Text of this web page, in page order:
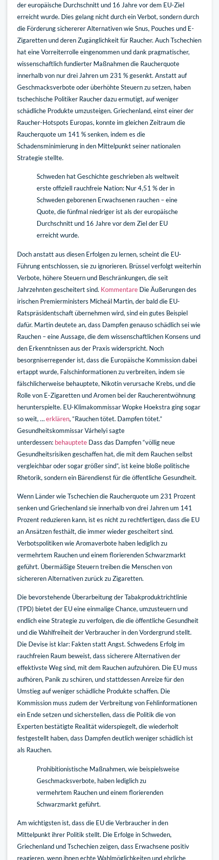
der europäische Durchschnitt und 16 Jahre vor dem EU-Ziel
erreicht wurde. Dies gelang nicht durch ein Verbot, sondern durch
die Förderung sichererer Alternativen wie Snus, Pouches und E-
Zigaretten und deren Zugänglichkeit für Raucher. Auch Tschechien
hat eine Vorreiterrolle eingenommen und dank pragmatischer,
wissenschaftlich fundierter Maßnahmen die Raucherquote
innerhalb von nur drei Jahren um 231 % gesenkt. Anstatt auf
Geschmacksverbote oder überhöhte Steuern zu setzen, haben
tschechische Politiker Raucher dazu ermutigt, auf weniger
schädliche Produkte umzusteigen. Griechenland, einst einer der
Raucher-Hotspots Europas, konnte im gleichen Zeitraum die
Raucherquote um 141 % senken, indem es die
Schadensminimierung in den Mittelpunkt seiner nationalen
Strategie stellte.
Schweden hat Geschichte geschrieben als weltweit
erste offiziell rauchfreie Nation: Nur 4,51 % der in
Schweden geborenen Erwachsenen rauchen – eine
Quote, die fünfmal niedriger ist als der europäische
Durchschnitt und 16 Jahre vor dem Ziel der EU
erreicht wurde.
Doch anstatt aus diesen Erfolgen zu lernen, scheint die EU-
Führung entschlossen, sie zu ignorieren. Brüssel verfolgt weiterhin
Verbote, höhere Steuern und Beschränkungen, die seit
Jahrzehnten gescheitert sind. Kommentare Die Äußerungen des
irischen Premierministers Micheál Martin, der bald die EU-
Ratspräsidentschaft übernehmen wird, sind ein gutes Beispiel
dafür. Martin deutete an, dass Dampfen genauso schädlich sei wie
Rauchen – eine Aussage, die dem wissenschaftlichen Konsens und
den Erkenntnissen aus der Praxis widerspricht. Noch
besorgniserregender ist, dass die Europäische Kommission dabei
ertappt wurde, Falschinformationen zu verbreiten, indem sie
fälschlicherweise behauptete, Nikotin verursache Krebs, und die
Rolle von E-Zigaretten und Aromen bei der Raucherentwöhnung
herunterspielte. EU-Klimakommissar Wopke Hoekstra ging sogar
so weit, …erklären, “Rauchen tötet. Dampfen tötet.”
Gesundheitskommissar Várhelyi sagte
unterdessen: behauptete Dass das Dampfen “völlig neue
Gesundheitsrisiken geschaffen hat, die mit dem Rauchen selbst
vergleichbar oder sogar größer sind”, ist keine bloße politische
Rhetorik, sondern ein Bärendienst für die öffentliche Gesundheit.
Wenn Länder wie Tschechien die Raucherquote um 231 Prozent
senken und Griechenland sie innerhalb von drei Jahren um 141
Prozent reduzieren kann, ist es nicht zu rechtfertigen, dass die EU
an Ansätzen festhält, die immer wieder gescheitert sind.
Verbotspolitiken wie Aromaverbote haben lediglich zu
vermehrtem Rauchen und einem florierenden Schwarzmarkt
geführt. Übermäßige Steuern treiben die Menschen von
sichereren Alternativen zurück zu Zigaretten.
Die bevorstehende Überarbeitung der Tabakproduktrichtlinie
(TPD) bietet der EU eine einmalige Chance, umzusteuern und
endlich eine Strategie zu verfolgen, die die öffentliche Gesundheit
und die Wahlfreiheit der Verbraucher in den Vordergrund stellt.
Die Devise ist klar: Fakten statt Angst. Schwedens Erfolg im
rauchfreien Raum beweist, dass sicherere Alternativen der
effektivste Weg sind, mit dem Rauchen aufzuhören. Die EU muss
aufhören, Panik zu schüren, und stattdessen Anreize für den
Umstieg auf weniger schädliche Produkte schaffen. Die
Kommission muss zudem der Verbreitung von Fehlinformationen
ein Ende setzen und sicherstellen, dass die Politik die von
Experten bestätigte Realität widerspiegelt, die wiederholt
festgestellt haben, dass Dampfen deutlich weniger schädlich ist
als Rauchen.
Prohibitionistische Maßnahmen, wie beispielsweise
Geschmacksverbote, haben lediglich zu
vermehrtem Rauchen und einem florierenden
Schwarzmarkt geführt.
Am wichtigsten ist, dass die EU die Verbraucher in den
Mittelpunkt ihrer Politik stellt. Die Erfolge in Schweden,
Griechenland und Tschechien zeigen, dass Erwachsene positiv
reagieren, wenn ihnen echte Wahlmöglichkeiten und ehrliche